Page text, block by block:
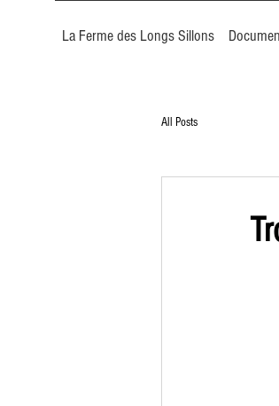
La Ferme des Longs Sillons
All Posts